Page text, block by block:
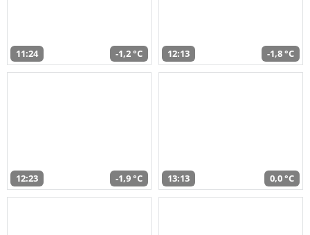
11:24 -1,2 °C 12:13 -1,8 °C
12:23 -1,9 °C 13:13 0,0 °C